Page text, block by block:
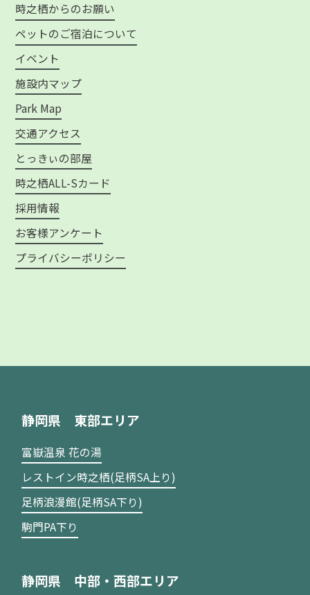
時之栖からのお願い
ペットのご宿泊について
イベント
施設内マップ
Park Map
交通アクセス
とっきぃの部屋
時之栖ALL-Sカード
採用情報
お客様アンケート
プライバシーポリシー
静岡県 東部エリア
富嶽温泉 花の湯
レストイン時之栖(足柄SA上り)
足柄浪漫館(足柄SA下り)
駒門PA下り
静岡県 中部・西部エリア